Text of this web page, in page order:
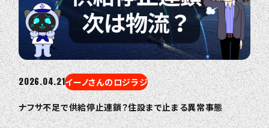
2026.04.21イーノさんのロジラジ
ナフサ不足で供給停止連鎖？住設まで止まる異常事態